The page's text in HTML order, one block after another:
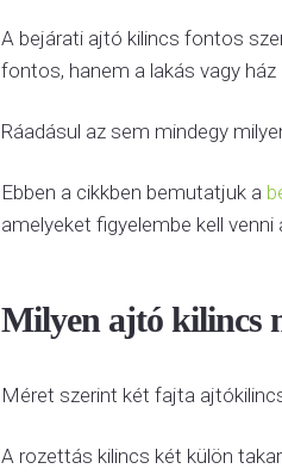
A bejárati ajtó kilincs fontos
fontos, hanem a lakás vagy
Ráadásul az sem mindegy
Ebben a cikkben bemutatjuk a
amelyeket figyelembe kell
Milyen ajtó kilincs
Méret szerint két fajta
A rozettás kilincs két külön